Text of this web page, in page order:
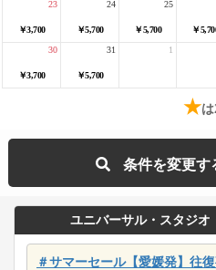
￥3,700
23
￥5,700
24
￥5,700
25
￥
￥3,700
30
￥5,700
31 1
★
条件を変更す
ユニバーサル・スタジオ
＃サマーセール【愛媛発】往